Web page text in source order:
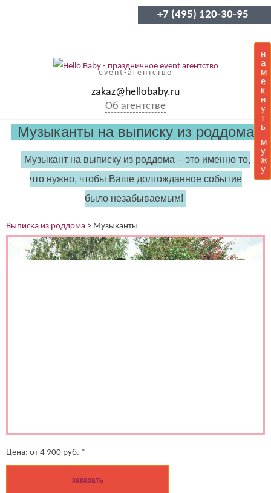
+7 (495) 120-30-95
event-агентство
zakaz@hellobaby.ru
Об агентстве
н
а
м
е
к
н
у
т
ь
м
у
ж
у
Музыканты на выписку из роддома
Музыкант на выписку из роддома – это именно то,
что нужно, чтобы Ваше долгожданное событие
было незабываемым!
Выписка из роддома > Музыканты
Цена: от 4 900 руб. *
заказать